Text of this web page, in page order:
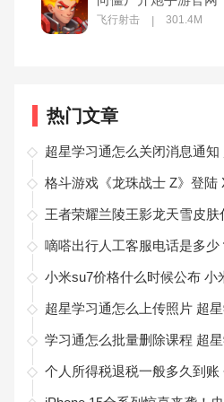
飞行射击 301.4M
热门文章